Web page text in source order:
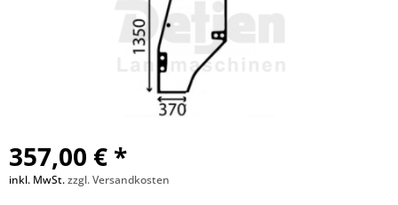
357,00 € *
inkl. MwSt.zzgl. Versandkosten